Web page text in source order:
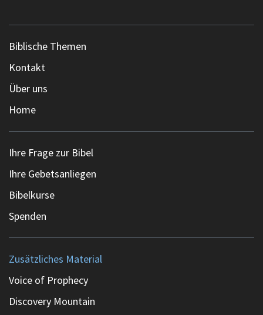
Biblische Themen
Kontakt
Über uns
Home
Ihre Frage zur Bibel
Ihre Gebetsanliegen
Bibelkurse
Spenden
Zusätzliches Material
Voice of Prophecy
Discovery Mountain